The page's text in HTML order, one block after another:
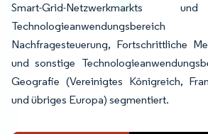
Smart-Grid-
Nachfragesteuerung, Fortschrittliche
und sonstige
Geografie (Vereinigtes Königreich,
und übriges Europa) segmentiert.